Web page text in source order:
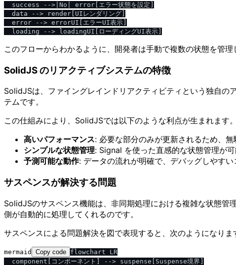
  success -->|No| error[エラー状態を設定]
  data --> render[UIレンダリング]
  error --> errorUI[エラーUI表示]
このフローからわかるように、開発者は手動で複数の状態を管
SolidJS のリアクティブシステムの特徴
SolidJSは、ファイングレインドリアクティビティという独自の
テムです。
この仕組みにより、SolidJSでは以下のような利点が生まれます。
高いパフォーマンス: 必要な部分のみが更新されるため、
シンプルな状態管理: Signal を使った直感的な状態管理が
予測可能な動作: データの流れが明確で、デバッグしやす
サスペンスが解決する問題
SolidJSのサスペンス機能は、非同期処理における複雑な状態管
側が自動的に処理してくれるのです。
サスペンスによる問題解決を図で表現すると、次のようになりま
mermaid Copy code flowchart LR
  component[コンポーネント] --> suspense[Suspense境界]